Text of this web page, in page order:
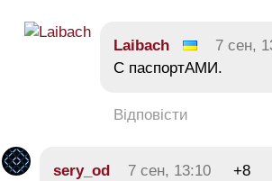
Laibach 7 сен,
С паспортАМИ.
Відповісти
sery_od 7 сен, 13:10
+8